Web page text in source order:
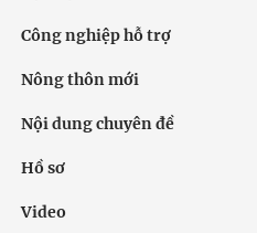
Công nghiệp hỗ trợ
Nông thôn mới
Nội dung chuyên đề
Hồ sơ
Video